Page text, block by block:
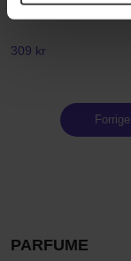
309 kr
Forrige
PARFUME